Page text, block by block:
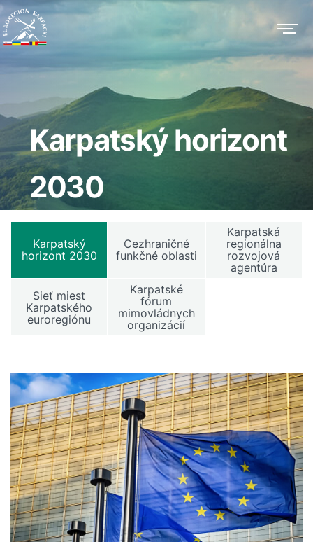
Karpatský horizont
2030
Karpatský
horizont 2030
Cezhraničné
funkčné oblasti
Karpatská
regionálna
rozvojová
agentúra
Sieť miest
Karpatského
euroregiónu
Karpatské
fórum
mimovládnych
organizácií